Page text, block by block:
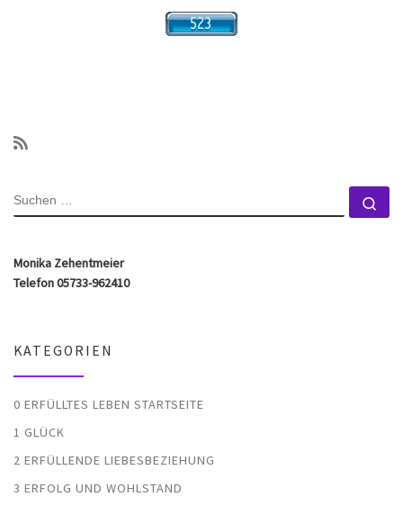
SUCHE
Monika Zehentmeier
Telefon 05733-962410
KATEGORIEN
0 ERFÜLLTES LEBEN STARTSEITE
1 GLÜCK
2 ERFÜLLENDE LIEBESBEZIEHUNG
3 ERFOLG UND WOHLSTAND